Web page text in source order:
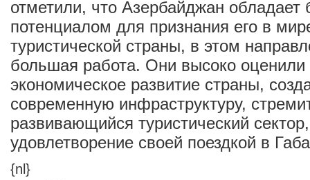
отметили, что Азербайджан
потенциалом для признания его в
туристической страны, в этом
большая работа. Они высоко оценили
экономическое развитие страны,
современную инфраструктуру,
развивающийся туристический
удовлетворение своей поездкой в
{nl}